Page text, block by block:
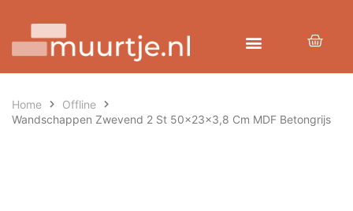
Home
Offline
Wandschappen Zwevend 2 St 50x23x3,8 Cm MDF Betongrijs